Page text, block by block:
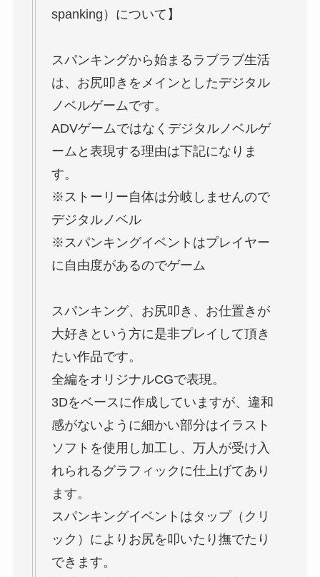
spanking）について】
スパンキングから始まるラブラブ生活
は、お尻叩きをメインとしたデジタル
ノベルゲームです。
ADVゲームではなくデジタルノベルゲ
ームと表現する理由は下記になりま
す。
※ストーリー自体は分岐しませんので
デジタルノベル
※スパンキングイベントはプレイヤー
に自由度があるのでゲーム
スパンキング、お尻叩き、お仕置きが
大好きという方に是非プレイして頂き
たい作品です。
全編をオリジナルCGで表現。
3Dをベースに作成していますが、違和
感がないように細かい部分はイラスト
ソフトを使用し加工し、万人が受け入
れられるグラフィックに仕上げてあり
ます。
スパンキングイベントはタップ（クリ
ック）によりお尻を叩いたり撫でたり
できます。